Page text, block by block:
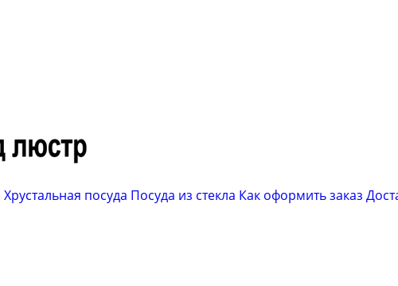
Хрустальная посуда Посуда из стекла Как оформить заказ